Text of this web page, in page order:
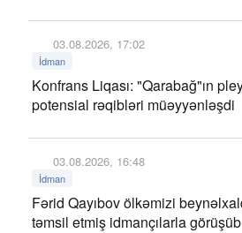
03.08.2026, 17:02
İdman
Konfrans Liqası: "Qarabağ"ın
potensial rəqibləri müəyyənləşdi
03.08.2026, 16:48
İdman
Fərid Qayıbov ölkəmizi
təmsil etmiş idmançılarla görüşüb